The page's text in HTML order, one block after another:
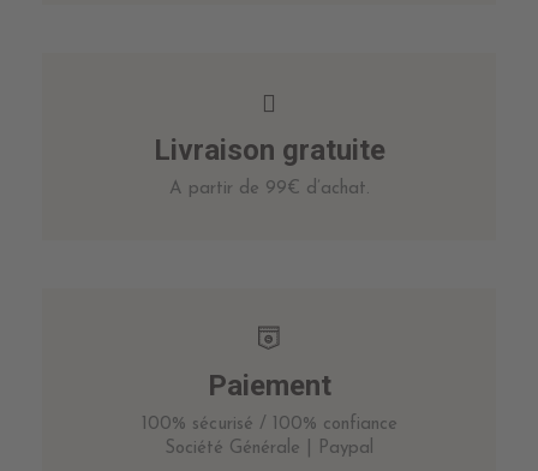
Livraison gratuite
A partir de 99€ d’achat.
Paiement
100% sécurisé / 100% confiance
Société Générale | Paypal